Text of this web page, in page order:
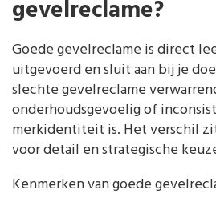
gevelreclame?
Goede gevelreclame is direct
uitgevoerd en sluit aan bij je
slechte gevelreclame
onderhoudsgevoelig of
merkidentiteit is. Het verschil
voor detail en strategische
Kenmerken van goede